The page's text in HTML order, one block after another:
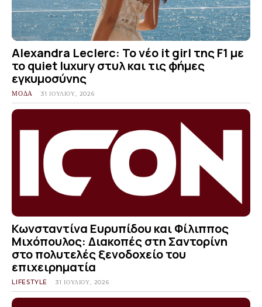
Alexandra Leclerc: Το νέο it girl της F1 με
το quiet luxury στυλ και τις φήμες
εγκυμοσύνης
ΜΟΔΑ 31 ΙΟΥΛΊΟΥ, 2026
Κωνσταντίνα Ευρυπίδου και Φίλιππος
Μιχόπουλος: Διακοπές στη Σαντορίνη
στο πολυτελές ξενοδοχείο του
επιχειρηματία
LIFESTYLE 31 ΙΟΥΛΊΟΥ, 2026